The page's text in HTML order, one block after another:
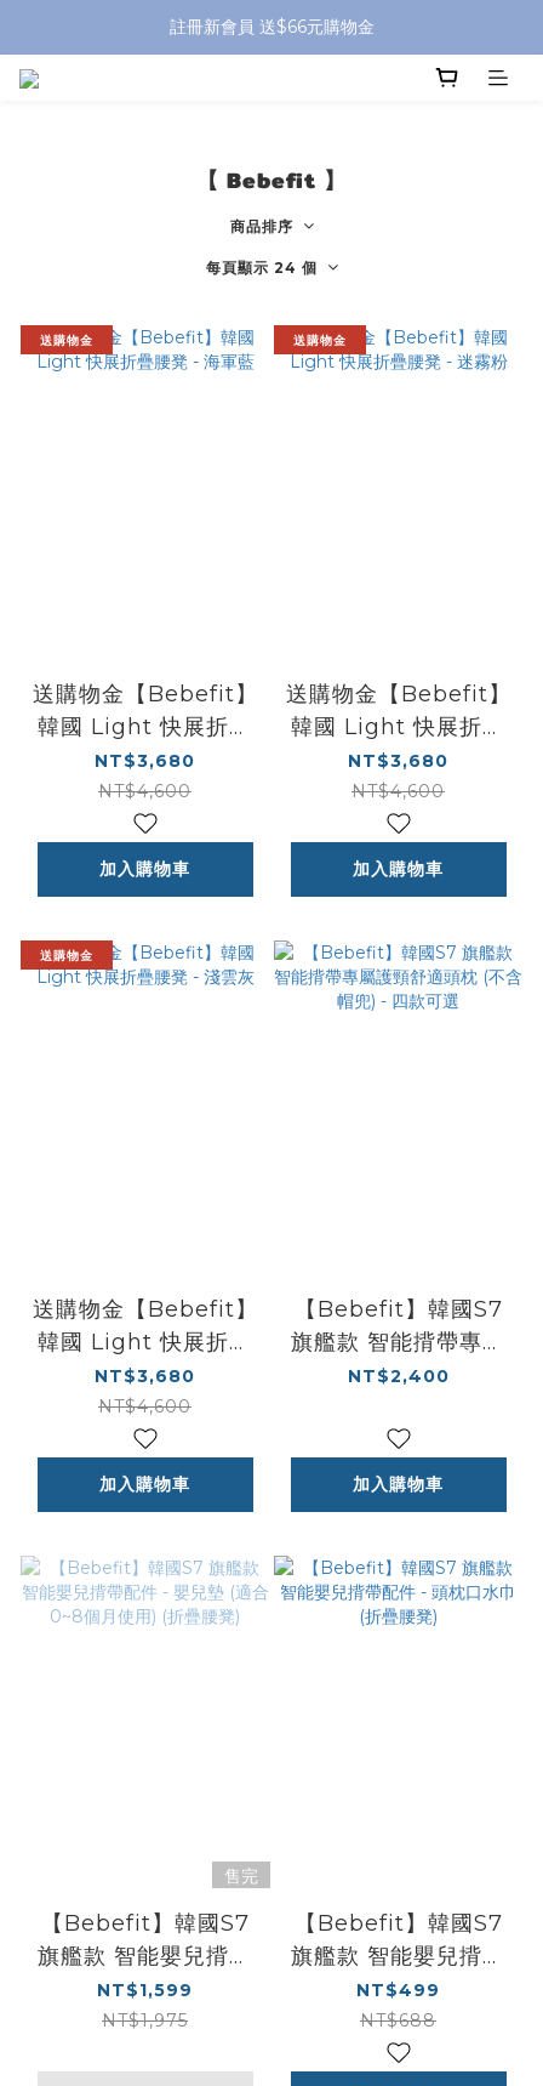
全館滿 $799 免運費 (僅提供台灣本島區域，外島地區請洽客服)
註冊新會員 送$66元購物金
全館滿 $799 免運費 (僅提供台灣本島區域，外島地區請洽客服)
【 Bebefit 】
商品排序
每頁顯示 24 個
送購物金
送購物金【Bebefit】
韓國 Light 快展折疊
腰凳 - 海軍藍
NT$3,680
NT$4,600
加入購物車
送購物金
送購物金【Bebefit】
韓國 Light 快展折疊
腰凳 - 迷霧粉
NT$3,680
NT$4,600
加入購物車
送購物金
送購物金【Bebefit】
韓國 Light 快展折疊
腰凳 - 淺雲灰
NT$3,680
NT$4,600
加入購物車
【Bebefit】韓國S7
旗艦款 智能揹帶專屬
護頸舒適頭枕 (不含帽
NT$2,400
加入購物車
售完
【Bebefit】韓國S7
旗艦款 智能嬰兒揹帶
配件 - 嬰兒墊 (適合
0~8個月使用) (折疊腰
NT$1,599
NT$1,975
【Bebefit】韓國S7
旗艦款 智能嬰兒揹帶
配件 - 頭枕口水巾 (折
疊腰凳)
NT$499
NT$688